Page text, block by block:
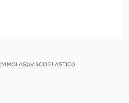
MOLAS)›VISCO ELÁSTICO